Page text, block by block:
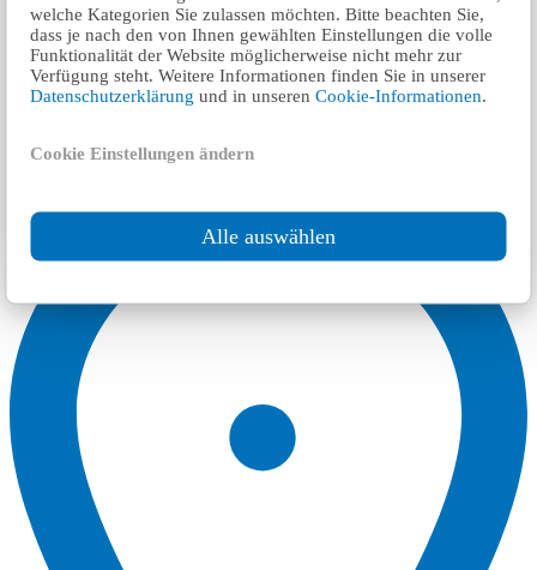
welche Kategorien Sie zulassen möchten. Bitte beachten Sie,
dass je nach den von Ihnen gewählten Einstellungen die volle
Funktionalität der Website möglicherweise nicht mehr zur
Verfügung steht. Weitere Informationen finden Sie in unserer
Datenschutzerklärungund in unserenCookie-Informationen.
Cookie Einstellungen ändern
Alle auswählen